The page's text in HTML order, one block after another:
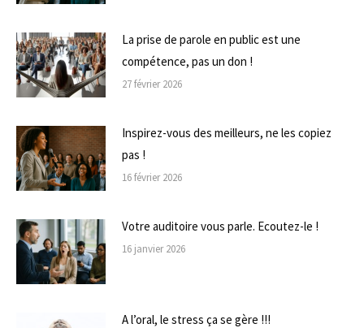
La prise de parole en public est une
compétence, pas un don !
27 février 2026
Inspirez-vous des meilleurs, ne les copiez
pas !
16 février 2026
Votre auditoire vous parle. Ecoutez-le !
16 janvier 2026
A l’oral, le stress ça se gère !!!